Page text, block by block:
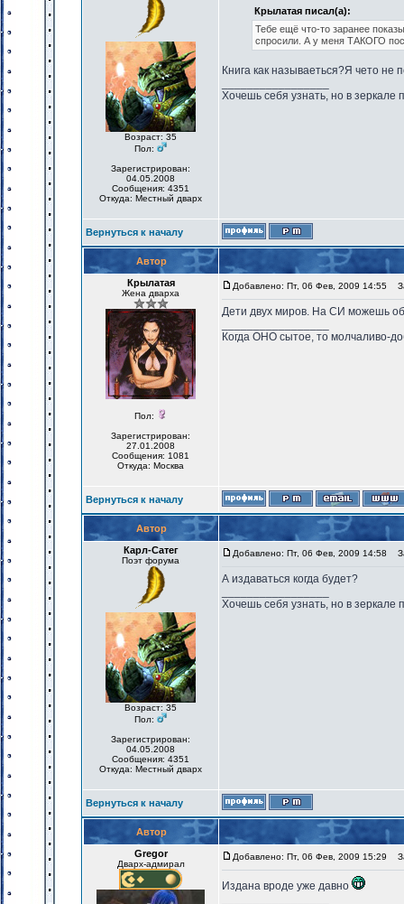
Возраст: 35
Пол:
Зарегистрирован:
04.05.2008
Сообщения: 4351
Откуда: Местный дварх
Крылатая писал(а):
Тебе ещё что-то заранее
спросили. А у меня ТАКОГО
Книга как называеться?Я чето не
Хочешь себя узнать, но в зеркале
Вернуться к началу
Автор
Крылатая
Жена дварха
Пол:
Зарегистрирован:
27.01.2008
Сообщения: 1081
Откуда: Москва
Добавлено: Пт, 06 Фев, 2009 14:55
Дети двух миров. На СИ можешь
Когда ОНО сытое, то молчаливо-
Вернуться к началу
Автор
Карл-Сатег
Поэт форума
Возраст: 35
Пол:
Зарегистрирован:
04.05.2008
Сообщения: 4351
Откуда: Местный дварх
Добавлено: Пт, 06 Фев, 2009 14:58
А издаваться когда будет?
Хочешь себя узнать, но в зеркале
Вернуться к началу
Автор
Gregor
Дварх-адмирал
Добавлено: Пт, 06 Фев, 2009 15:29
Издана вроде уже давно